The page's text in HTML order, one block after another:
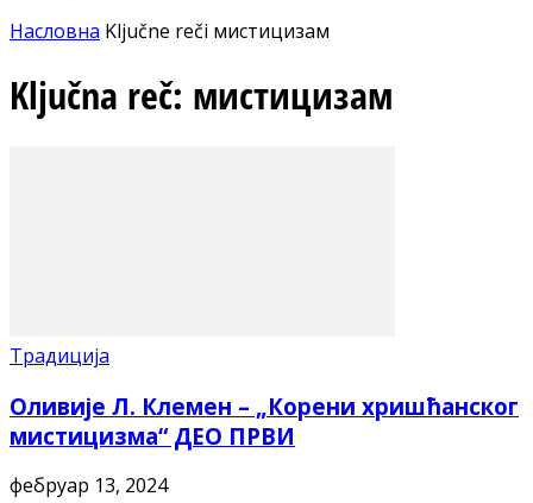
Насловна Ključne reči мистицизам
Ključna reč: мистицизам
Традиција
Оливије Л. Клемен – „Корени хришћанског
мистицизма“ ДЕО ПРВИ
фебруар 13, 2024